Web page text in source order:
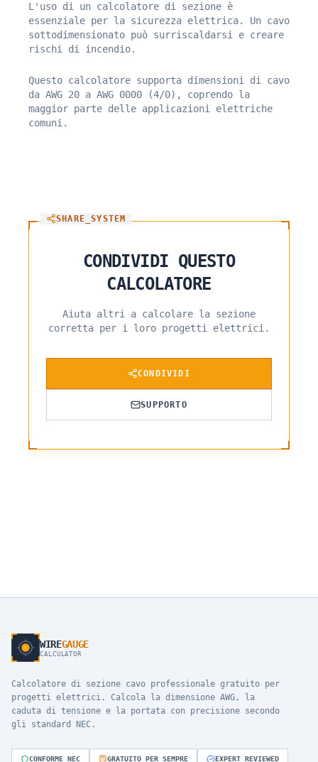
L'uso di un calcolatore di sezione è
essenziale per la sicurezza elettrica. Un cavo
sottodimensionato può surriscaldarsi e creare
rischi di incendio.
Questo calcolatore supporta dimensioni di cavo
da AWG 20 a AWG 0000 (4/0), coprendo la
maggior parte delle applicazioni elettriche
comuni.
SHARE_SYSTEM
CONDIVIDI QUESTO
CALCOLATORE
Aiuta altri a calcolare la sezione
corretta per i loro progetti elettrici.
CONDIVIDI
SUPPORTO
WIREGAUGE
CALCULATOR
Calcolatore di sezione cavo professionale gratuito per
progetti elettrici. Calcola la dimensione AWG, la
caduta di tensione e la portata con precisione secondo
gli standard NEC.
CONFORME NEC GRATUITO PER SEMPRE EXPERT REVIEWED